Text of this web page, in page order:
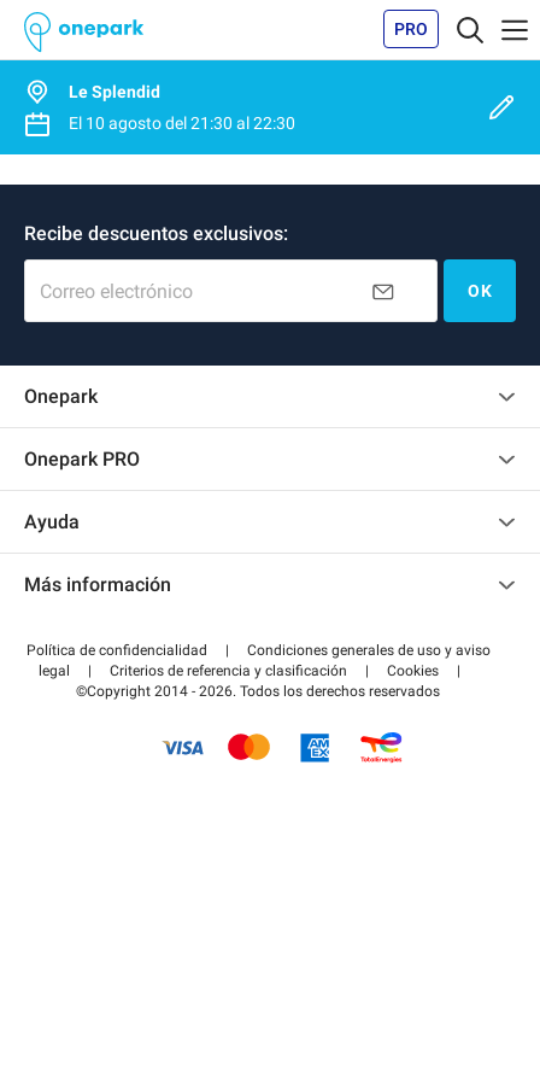
PRO
Le Splendid
El 10 agostodel21:30 al22:30
Recibe descuentos exclusivos:
Correo electrónico OK
Onepark
Onepark PRO
Convertirse en colaborador
Acceder a mi área de colaborador
Ayuda
Pagar el aparcamiento FLOW
Más información
Guía de estacionamiento
Política de confidencialidad |
Condiciones generales de uso y aviso
legal
| Criterios de referencia y clasificación | Cookies
|
©Copyright 2014 - 2026. Todos los derechos reservados